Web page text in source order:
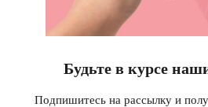
Будьте в курсе
Подпишитесь на рассылку и